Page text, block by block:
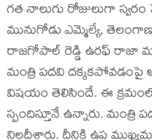
గత నాలుగు రోజులుగా స్వరం
మునుగోడు ఎమ్మెల్యే,
రాజగోపాల్ రెడ్డి ఉరఫ్ రాజా
మంత్రి పదవి
విషయం తెలిసిందే. ఈ
స్పందిస్తూనే ఉన్నారు.